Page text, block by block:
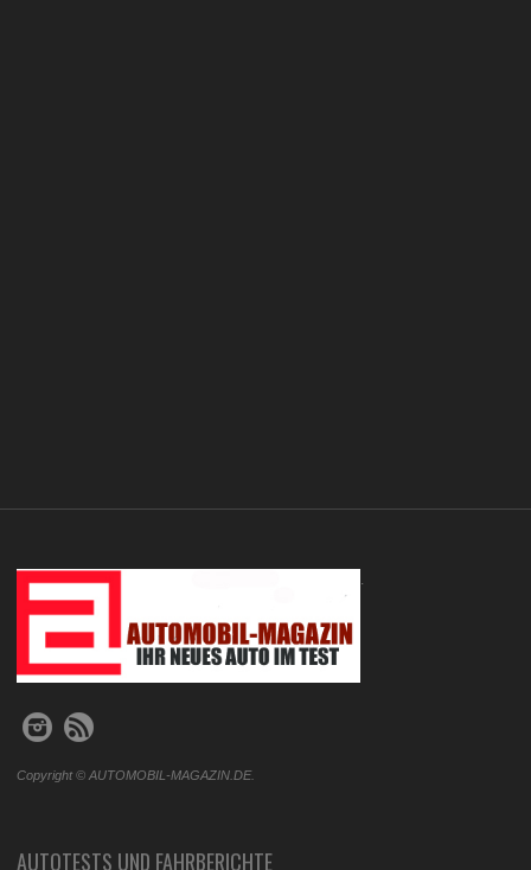
Copyright © AUTOMOBIL-MAGAZIN.DE.
AUTOTESTS UND FAHRBERICHTE